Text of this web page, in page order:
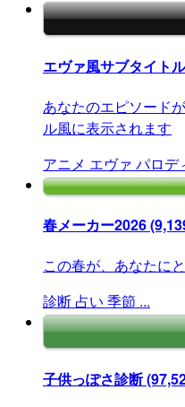
エヴァ風サブタイト
あなたのエピソード
ル風に表示されます
アニメ エヴァ パロデ
春メーカー2026
この春が、あなたに
診断 占い 季節 ...
子供っぽさ診断